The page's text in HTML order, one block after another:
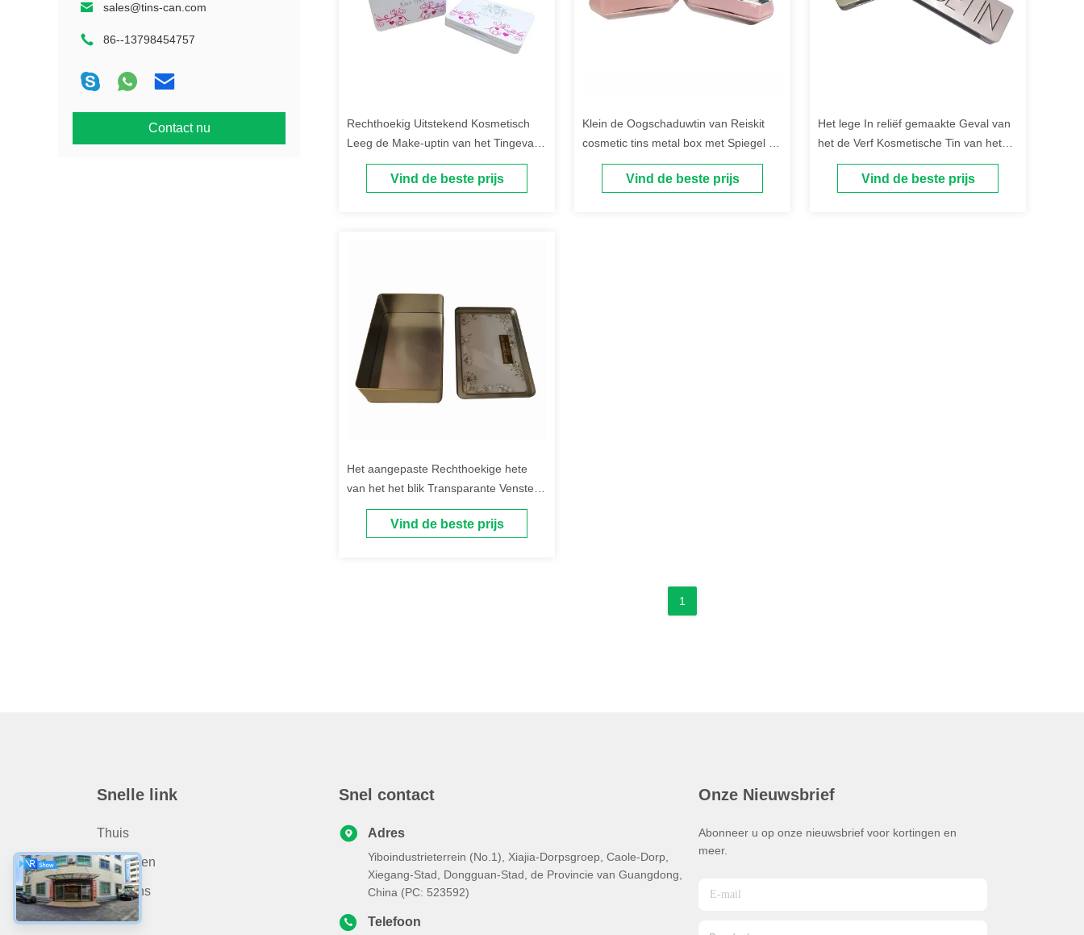
sales@tins-can.com
86--13798454757
Contact nu
Rechthoekig Uitstekend Kosmetisch
Leeg de Make-uptin van het Tingeval
met Spiegel en 10 Pannen
Vind de beste prijs
Klein de Oogschaduwtin van Reiskit
cosmetic tins metal box met Spiegel en
Pannen
Vind de beste prijs
Het lege In reliëf gemaakte Geval van
het de Verf Kosmetische Tin van het
Oogschaduwpalet met Spiegel en 12
Vind de beste prijs
Het aangepaste Rechthoekige hete
van het het blik Transparante Venster
van het chocoladetin tin van de het
Deksel uitstekende chocolade
Vind de beste prijs
1
Snelle link
Thuis
Producten
Over Ons
Video
Snel contact
Adres
Yiboindustrieterrein (No.1), Xiajia-Dorpsgroep, Caole-Dorp,
Xiegang-Stad, Dongguan-Stad, de Provincie van Guangdong,
China (PC: 523592)
Telefoon
Onze Nieuwsbrief
Abonneer u op onze nieuwsbrief voor kortingen en
meer.